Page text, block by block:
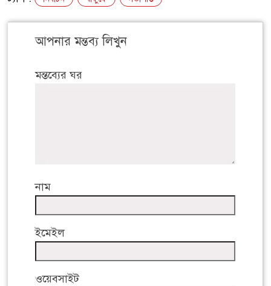
আপনার মন্তব্য লিখুন
মন্তব্যের ঘর
নাম
ইমেইল
ওয়েবসাইট